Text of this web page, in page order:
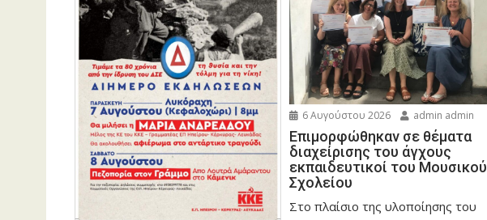
6 Αυγούστου 2026 admin admin
Eπιμορφώθηκαν σε θέματα
διαχείρισης του άγχους
εκπαιδευτικοί του Μουσικού
Σχολείου
Στο πλαίσιο της υλοποίησης του